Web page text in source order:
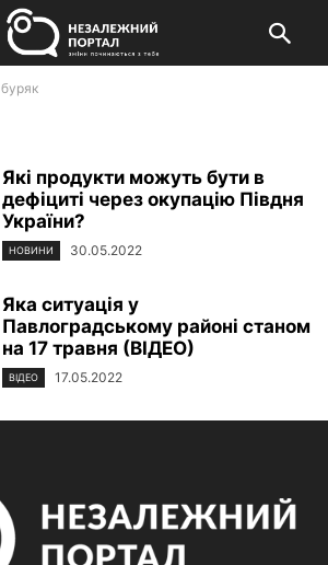
буряк
Які продукти можуть бути в
дефіциті через окупацію Півдня
України?
НОВИНИ 30.05.2022
Яка ситуація у
Павлоградському районі станом
на 17 травня (ВІДЕО)
ВІДЕО 17.05.2022